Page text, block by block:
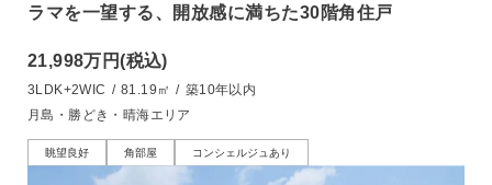
ラマを一望する、開放感に満ちた30階角住戸
21,998万円(税込)
3LDK+2WIC / 81.19㎡ / 築10年以内
月島・勝どき・晴海エリア
眺望良好 角部屋 コンシェルジュあり